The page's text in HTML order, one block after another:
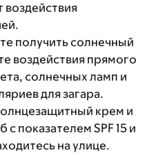
воздействия
получить солнечный
воздействия прямого
солнечных ламп и
для загара.
крем и
с показателем SPF 15 и
на улице.